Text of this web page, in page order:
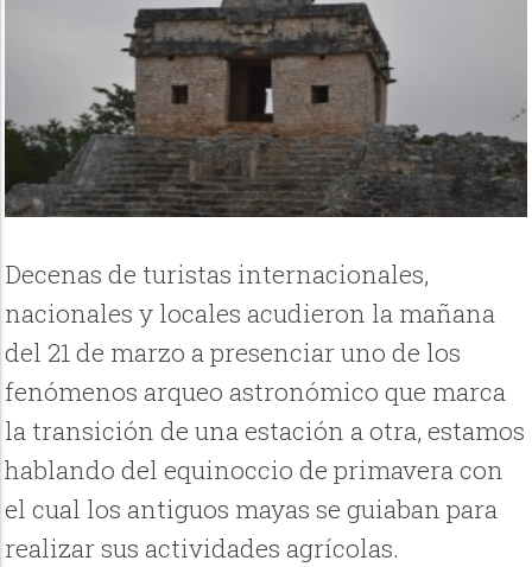
Decenas de turistas internacionales,
nacionales y locales acudieron la mañana
del 21 de marzo a presenciar uno de los
fenómenos arqueo astronómico que marca
la transición de una estación a otra, estamos
hablando del equinoccio de primavera con
el cual los antiguos mayas se guiaban para
realizar sus actividades agrícolas.